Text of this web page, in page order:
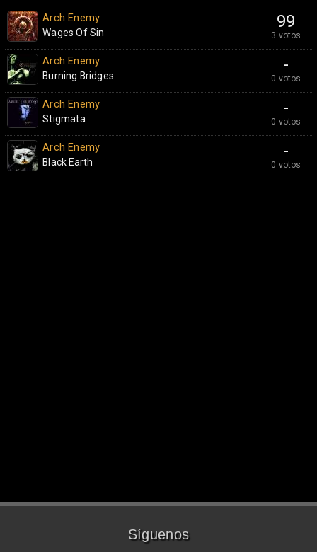
99
3 votos
Arch Enemy
Wages Of Sin
-
0 votos
Arch Enemy
Burning Bridges
-
0 votos
Arch Enemy
Stigmata
-
0 votos
Arch Enemy
Black Earth
Síguenos